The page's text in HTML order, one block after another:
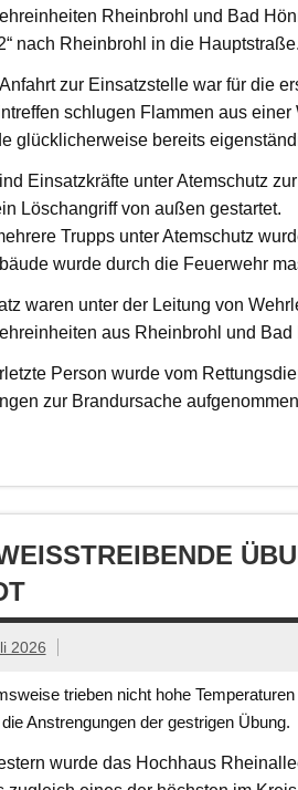
Rheinbrohl und Bad
nach Rheinbrohl in die Hauptstraße.
zur Einsatzstelle war für die
schlugen Flammen aus
glücklicherweise bereits
Einsatzkräfte unter Atemschutz
Löschangriff von außen gestartet.
Trupps unter Atemschutz
wurde durch die Feuerwehr
waren unter der Leitung von
aus Rheinbrohl und
Person wurde vom
zur Brandursache
2026
trieben nicht hohe
Anstrengungen der gestrigen Übung.
wurde das Hochhaus